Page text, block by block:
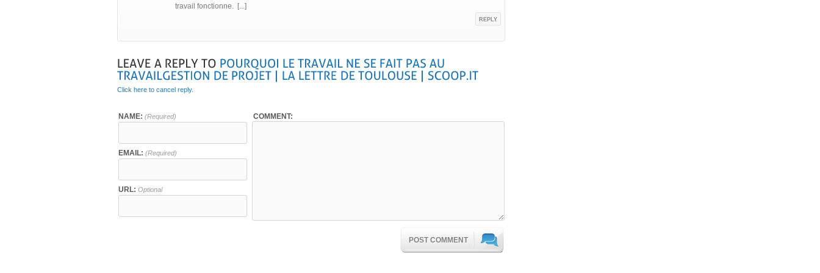
travail fonctionne. [...]
REPLY
Click here to cancel reply.
NAME: (Required)
EMAIL: (Required)
URL: Optional
COMMENT:
POST COMMENT